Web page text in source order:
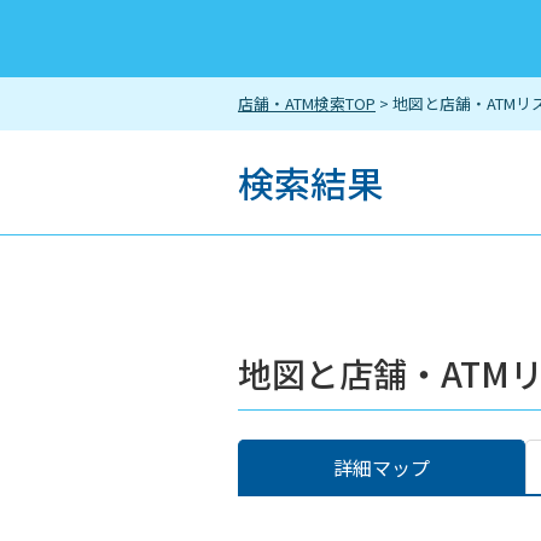
店舗・ATM検索TOP > 地図と店舗・ATMリ
検索結果
地図と店舗・ATM
詳細マップ